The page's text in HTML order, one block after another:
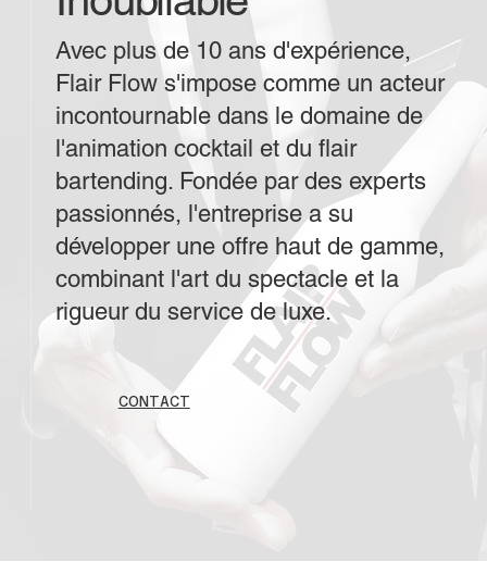
CONTACT
Avec plus de 10 ans d'expérience,
Flair Flow s'impose comme un acteur
incontournable dans le domaine de
l'animation cocktail et du flair
bartending. Fondée par des experts
passionnés, l'entreprise a su
développer une offre haut de gamme,
combinant l'art du spectacle et la
rigueur du service de luxe.